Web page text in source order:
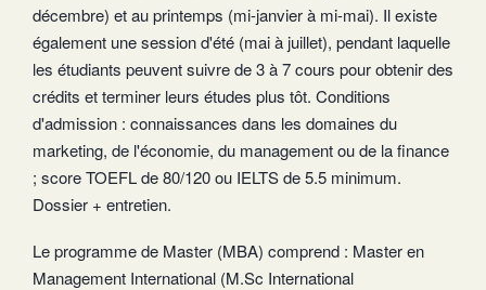
décembre) et au printemps (mi-janvier à mi-mai). Il existe
également une session d'été (mai à juillet), pendant laquelle
les étudiants peuvent suivre de 3 à 7 cours pour obtenir des
crédits et terminer leurs études plus tôt. Conditions
d'admission : connaissances dans les domaines du
marketing, de l'économie, du management ou de la finance
; score TOEFL de 80/120 ou IELTS de 5.5 minimum.
Dossier + entretien.
Le programme de Master (MBA) comprend : Master en
Management International (M.Sc International